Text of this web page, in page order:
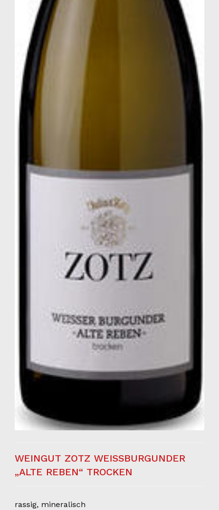
WEINGUT ZOTZ WEISSBURGUNDER
„ALTE REBEN“ TROCKEN
rassig, mineralisch